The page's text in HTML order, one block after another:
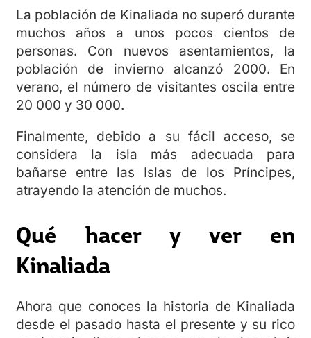
La población de Kinaliada no superó durante
muchos años a unos pocos cientos de
personas. Con nuevos asentamientos, la
población de invierno alcanzó 2000. En
verano, el número de visitantes oscila entre
20 000 y 30 000.
Finalmente, debido a su fácil acceso, se
considera la isla más adecuada para
bañarse entre las Islas de los Príncipes,
atrayendo la atención de muchos.
Qué hacer y ver en
Kinaliada
Ahora que conoces la historia de Kinaliada
desde el pasado hasta el presente y su rico